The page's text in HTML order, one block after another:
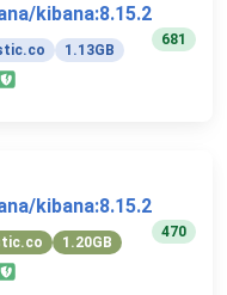
kibana:8.15.2
1.13GB
681
kibana:8.15.2
1.20GB
470